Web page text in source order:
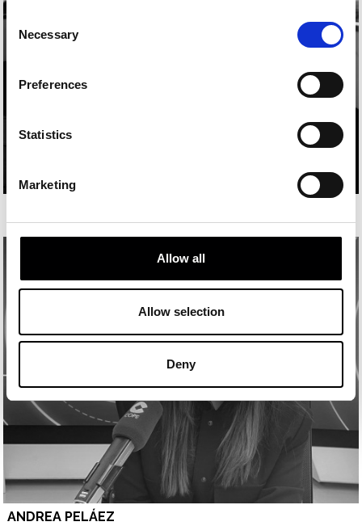
Consent
Selection
Necessary
Preferences
Statistics
Marketing
Allow all
Allow selection
Deny
ANDREA PELÁEZ